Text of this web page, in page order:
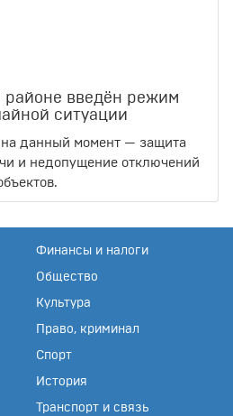
введён режим
ситуации
на данный момент — защита
и недопущение отключений
Финансы и налоги
Общество
Культура
Право, криминал
Спорт
История
Транспорт и связь